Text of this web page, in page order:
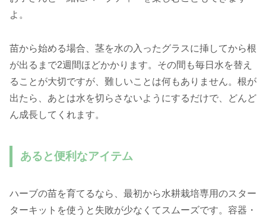
よ。
苗から始める場合、茎を水の入ったグラスに挿してから根
が出るまで2週間ほどかかります。その間も毎日水を替え
ることが大切ですが、難しいことは何もありません。根が
出たら、あとは水を切らさないようにするだけで、どんど
ん成長してくれます。
あると便利なアイテム
ハーブの苗を育てるなら、最初から水耕栽培専用のスター
ターキットを使うと失敗が少なくてスムーズです。容器・